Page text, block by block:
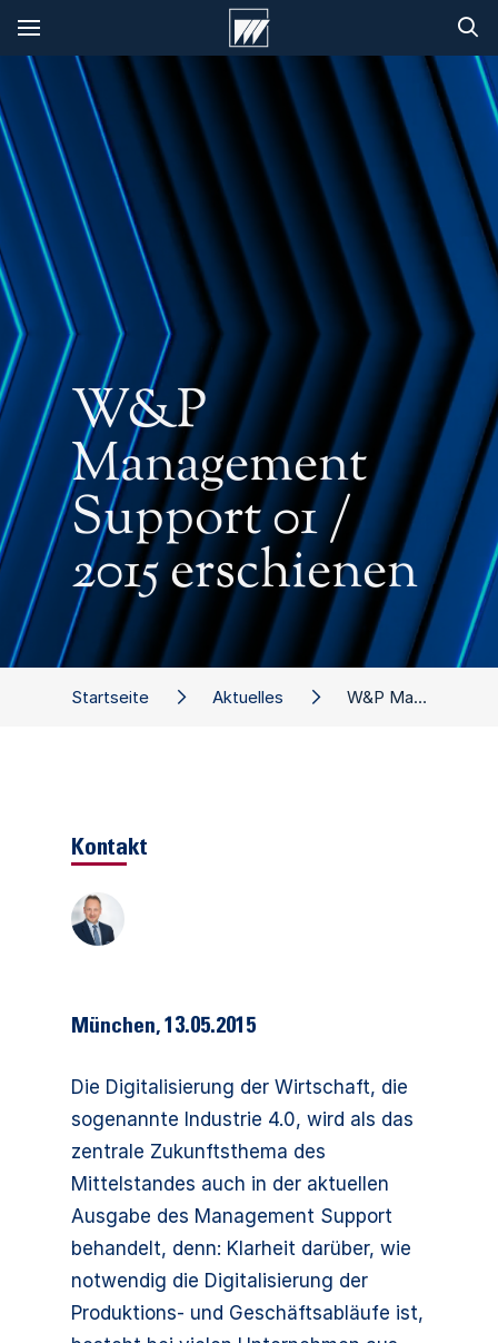
München, 13.05.2015
Die Digitalisierung der Wirtschaft, die
sogenannte Industrie 4.0, wird als das
zentrale Zukunftsthema des
Mittelstandes auch in der aktuellen
Ausgabe des Management Support
behandelt, denn: Klarheit darüber, wie
notwendig die Digitalisierung der
Produktions- und Geschäftsabläufe ist,
Startseite Aktuelles W&P Management Support 01 / 2015 erschienen
Kontakt
W&P
Management
Support 01 /
2015 erschienen